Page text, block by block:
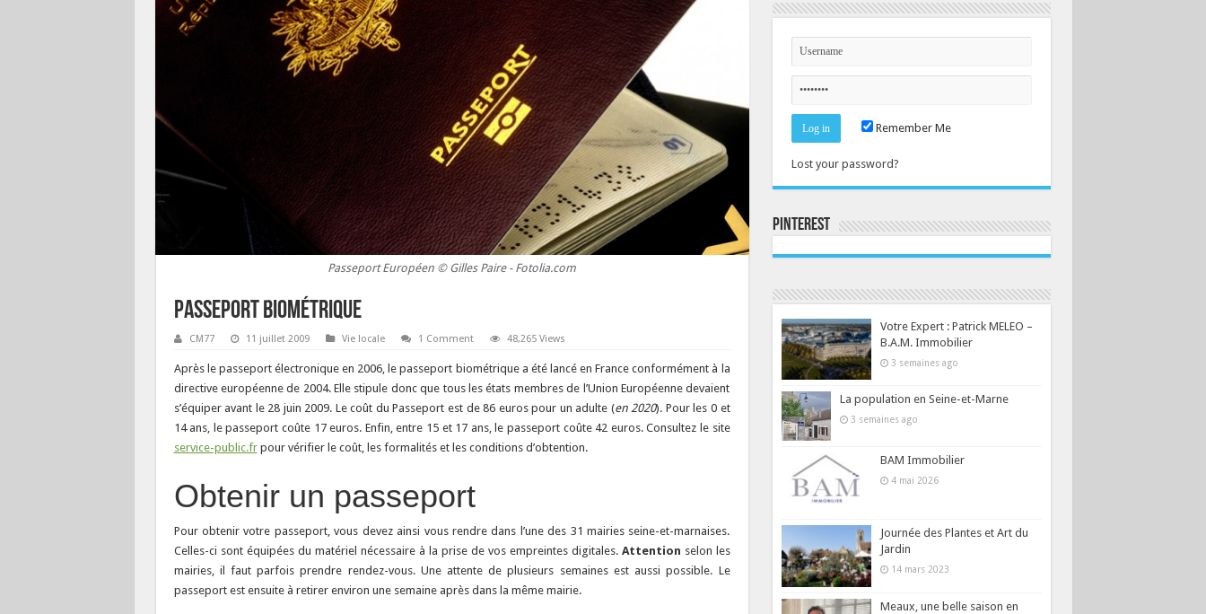
Passeport Européen © Gilles Paire - Fotolia.com
Passeport biométrique
CM77 11 juillet 2009 Vie locale 1 Comment 48,265 Views
Après le passeport électronique en 2006, le passeport biométrique a été lancé en France conformément à la
directive européenne de 2004. Elle stipule donc que tous les états membres de l’Union Européenne devaient
s’équiper avant le 28 juin 2009. Le coût du Passeport est de 86 euros pour un adulte (en 2020). Pour les 0 et
14 ans, le passeport coûte 17 euros. Enfin, entre 15 et 17 ans, le passeport coûte 42 euros. Consultez le site
service-public.frpour vérifier le coût, les formalités et les conditions d’obtention.
Obtenir un passeport
Pour obtenir votre passeport, vous devez ainsi vous rendre dans l’une des 31 mairies seine-et-marnaises.
Celles-ci sont équipées du matériel nécessaire à la prise de vos empreintes digitales. Attention selon les
mairies, il faut parfois prendre rendez-vous. Une attente de plusieurs semaines est aussi possible. Le
passeport est ensuite à retirer environ une semaine après dans la même mairie.
Remember Me
Lost your password?
Pinterest
Votre Expert : Patrick MELEO –
B.A.M. Immobilier
3 semaines ago
La population en Seine-et-Marne
3 semaines ago
BAM Immobilier
4 mai 2026
Journée des Plantes et Art du
Jardin
14 mars 2023
Meaux, une belle saison en